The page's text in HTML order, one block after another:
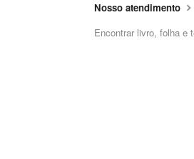
Nosso atendimento
Encontrar livro, folha e